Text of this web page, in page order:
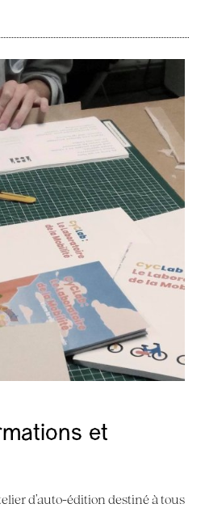
et
d’auto-édition destiné à tous